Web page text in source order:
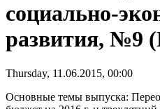
социально-
развития, №9
Thursday, 11.06.2015, 00:00
Основные темы выпуска: